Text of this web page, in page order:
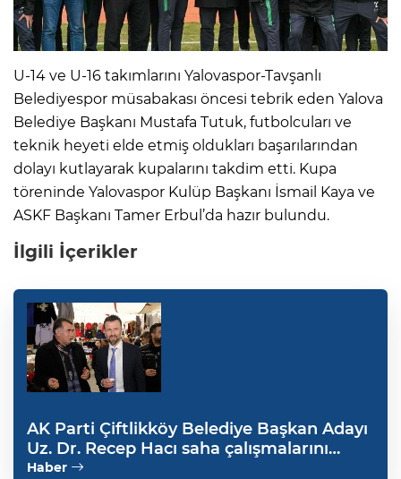
U-14 ve U-16 takımlarını Yalovaspor-Tavşanlı
Belediyespor müsabakası öncesi tebrik eden Yalova
Belediye Başkanı Mustafa Tutuk, futbolcuları ve
teknik heyeti elde etmiş oldukları başarılarından
dolayı kutlayarak kupalarını takdim etti. Kupa
töreninde Yalovaspor Kulüp Başkanı İsmail Kaya ve
ASKF Başkanı Tamer Erbul’da hazır bulundu.
İlgili İçerikler
AK Parti Çiftlikköy Belediye Başkan Adayı
Uz. Dr. Recep Hacı saha çalışmalarını
sürdürüyor
Haber